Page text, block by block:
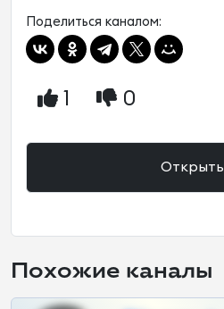
Поделиться каналом:
1 0
Открыть
Похожие каналы